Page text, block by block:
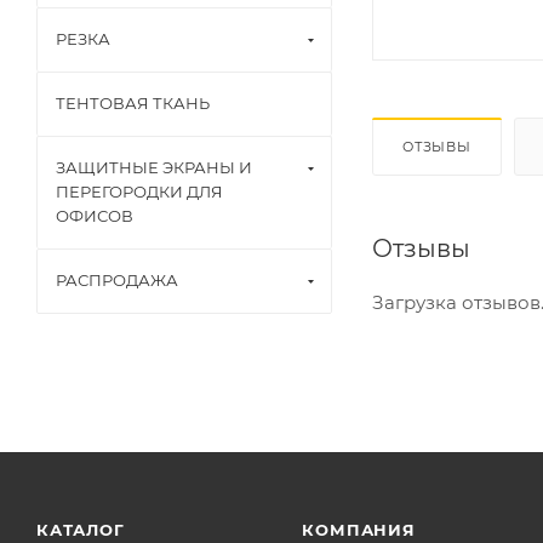
ОТЗЫВЫ
Отзывы
Загрузка
РЕЗКА
ТЕНТОВАЯ ТКАНЬ
ЗАЩИТНЫЕ ЭКРАНЫ И
ПЕРЕГОРОДКИ ДЛЯ
ОФИСОВ
РАСПРОДАЖА
КАТАЛОГ КОМПАНИЯ